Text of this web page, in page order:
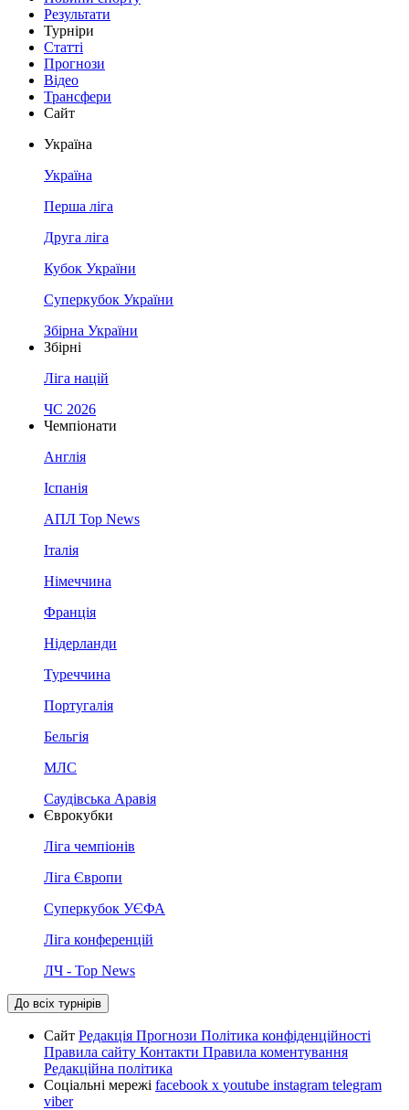
Результати
Турніри
Статті
Прогнози
Відео
Трансфери
Сайт
Україна
Україна
Перша ліга
Друга ліга
Кубок України
Суперкубок України
Збірна України
Збірні
Ліга націй
ЧС 2026
Чемпіонати
Англія
Іспанія
АПЛ Top News
Італія
Німеччина
Франція
Нідерланди
Туреччина
Португалія
Бельгія
МЛС
Саудівська Аравія
Єврокубки
Ліга чемпіонів
Ліга Європи
Суперкубок УЄФА
Ліга конференцій
ЛЧ - Top News
До всіх турнірів
Сайт Редакція Прогнози Політика конфіденційності
Правила сайту Контакти Правила коментування
Редакційна політика
Соціальні мережі facebook x youtube instagram telegram
viber